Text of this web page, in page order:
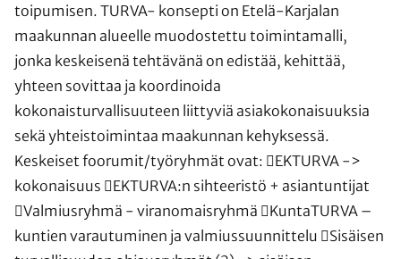
toipumisen. TURVA- konsepti on Etelä-Karjalan
maakunnan alueelle muodostettu toimintamalli,
jonka keskeisenä tehtävänä on edistää, kehittää,
yhteen sovittaa ja koordinoida
kokonaisturvallisuuteen liittyviä asiakokonaisuuksia
sekä yhteistoimintaa maakunnan kehyksessä.
Keskeiset foorumit/työryhmät ovat: EKTURVA ->
kokonaisuus EKTURVA:n sihteeristö + asiantuntijat
Valmiusryhmä - viranomaisryhmä KuntaTURVA –
kuntien varautuminen ja valmiussuunnittelu Sisäisen